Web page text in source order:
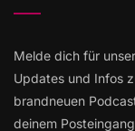
Melde dich für
Updates und Infos
brandneuen
deinem